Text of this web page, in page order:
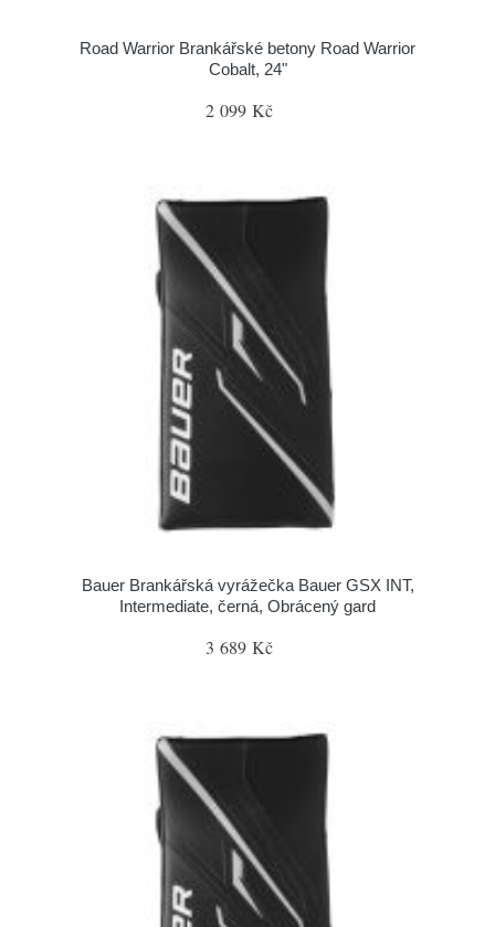
Road Warrior Brankářské betony Road Warrior
Cobalt, 24"
2 099 Kč
Bauer Brankářská vyrážečka Bauer GSX INT,
Intermediate, černá, Obrácený gard
3 689 Kč